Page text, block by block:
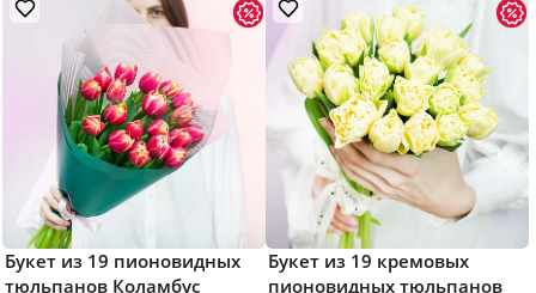
Букет из 19 пионовидных
тюльпанов Коламбус
Букет из 19 кремовых
пионовидных тюльпанов